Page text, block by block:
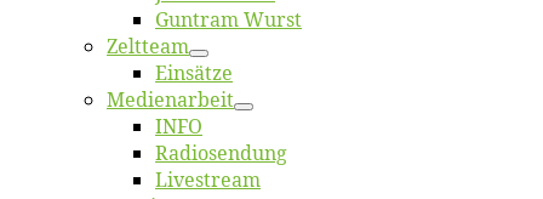
Gun­tram Wurst
Zelt­team
Ein­sät­ze
Me­di­en­ar­beit
INFO
Ra­dio­sen­dung
Live­stream